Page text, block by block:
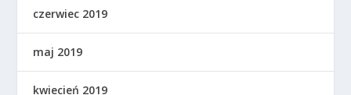
czerwiec 2019
maj 2019
kwiecień 2019